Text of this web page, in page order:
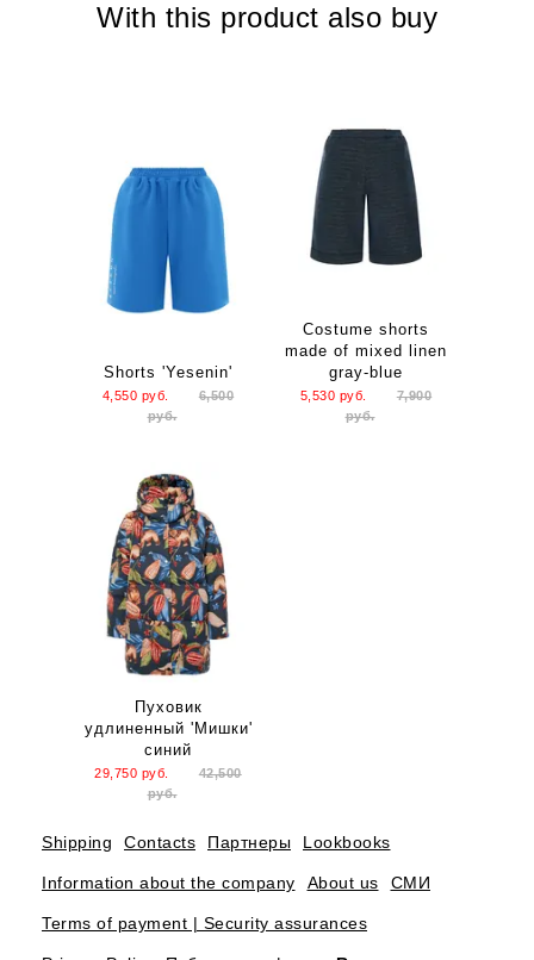
With this product also buy
Shorts 'Yesenin'
4,550 руб.
6,500
руб.
Costume shorts
made of mixed linen
gray-blue
5,530 руб.
7,900
руб.
Пуховик
удлиненный 'Мишки'
синий
29,750 руб.
42,500
руб.
Shipping Contacts Партнеры Lookbooks
Information about the company About us СМИ
Terms of payment | Security assurances